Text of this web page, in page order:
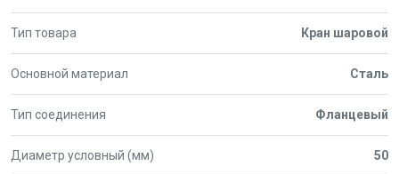
Тип товара Кран шаровой
Основной материал Сталь
Тип соединения Фланцевый
Диаметр условный (мм) 50